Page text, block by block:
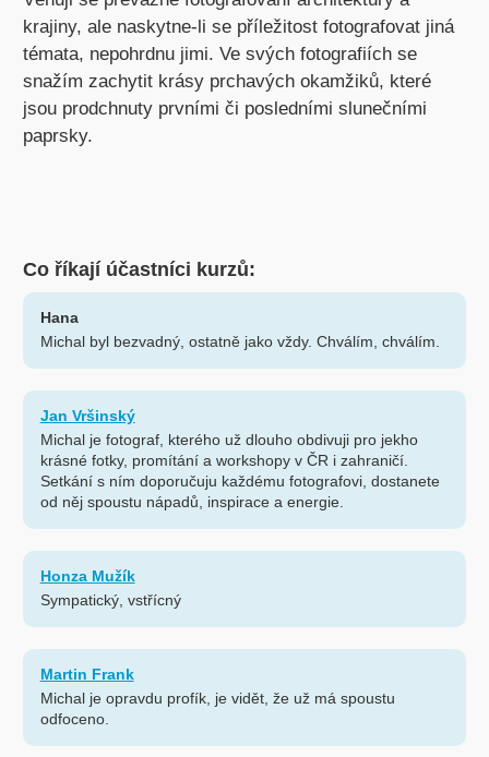
krajiny, ale naskytne-li se příležitost fotografovat jiná
témata, nepohrdnu jimi. Ve svých fotografiích se
snažím zachytit krásy prchavých okamžiků, které
jsou prodchnuty prvními či posledními slunečními
paprsky.
Co říkají účastníci kurzů:
Hana
Michal byl bezvadný, ostatně jako vždy. Chválím, chválím.
Jan Vršinský
Michal je fotograf, kterého už dlouho obdivuji pro jekho
krásné fotky, promítání a workshopy v ČR i zahraničí.
Setkání s ním doporučuju každému fotografovi, dostanete
od něj spoustu nápadů, inspirace a energie.
Honza Mužík
Sympatický, vstřícný
Martin Frank
Michal je opravdu profík, je vidět, že už má spoustu
odfoceno.